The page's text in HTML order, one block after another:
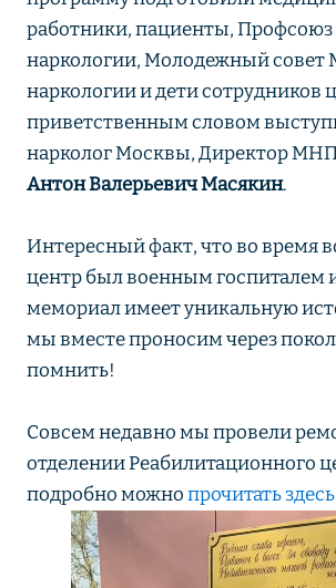
работники, пациенты,
наркологии, Молодежный совет
наркологии и дети сотрудников
приветственным словом
нарколог Москвы, Директор
Антон Валерьевич Масякин.
Интересный факт, что во время
центр был военным госпиталем
мемориал имеет уникальную
мы вместе проносим через
помнить!
Совсем недавно мы провели
отделении Реабилитационного
подробно можнопрочитать здесь